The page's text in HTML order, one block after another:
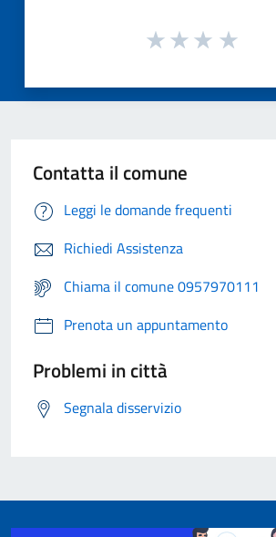
Contatta il comune
Leggi le domande frequenti
Richiedi Assistenza
Chiama il comune 0957970111
Prenota un appuntamento
Problemi in città
Segnala disservizio